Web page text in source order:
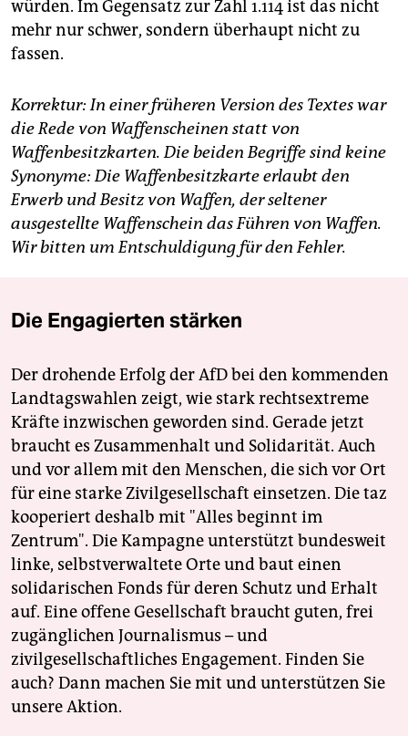
würden. Im Gegensatz zur Zahl 1.114 ist das nicht
mehr nur schwer, sondern überhaupt nicht zu
fassen.
Korrektur: In einer früheren Version des Textes war
die Rede von Waffenscheinen statt von
Waffenbesitzkarten. Die beiden Begriffe sind keine
Synonyme: Die Waffenbesitzkarte erlaubt den
Erwerb und Besitz von Waffen, der seltener
ausgestellte Waffenschein das Führen von Waffen.
Wir bitten um Entschuldigung für den Fehler.
Die Engagierten stärken
Der drohende Erfolg der AfD bei den kommenden
Landtagswahlen zeigt, wie stark rechtsextreme
Kräfte inzwischen geworden sind. Gerade jetzt
braucht es Zusammenhalt und Solidarität. Auch
und vor allem mit den Menschen, die sich vor Ort
für eine starke Zivilgesellschaft einsetzen. Die taz
kooperiert deshalb mit "Alles beginnt im
Zentrum". Die Kampagne unterstützt bundesweit
linke, selbstverwaltete Orte und baut einen
solidarischen Fonds für deren Schutz und Erhalt
auf. Eine offene Gesellschaft braucht guten, frei
zugänglichen Journalismus – und
zivilgesellschaftliches Engagement. Finden Sie
auch? Dann machen Sie mit und unterstützen Sie
unsere Aktion.